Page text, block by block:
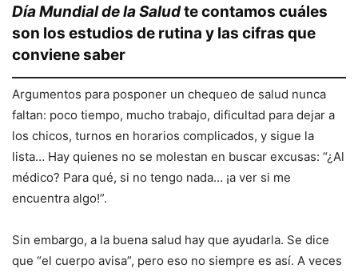
Día Mundial de la Saludte contamos cuáles
son los estudios de rutina y las cifras que
conviene saber
Argumentos para posponer un chequeo de salud nunca
faltan: poco tiempo, mucho trabajo, dificultad para dejar a
los chicos, turnos en horarios complicados, y sigue la
lista… Hay quienes no se molestan en buscar excusas: “¿Al
médico? Para qué, si no tengo nada… ¡a ver si me
encuentra algo!”.
Sin embargo, a la buena salud hay que ayudarla. Se dice
que “el cuerpo avisa”, pero eso no siempre es así. A veces